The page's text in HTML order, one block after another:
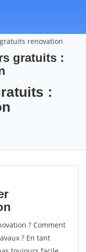
renovation
gratuits :
:
? Comment
? En tant